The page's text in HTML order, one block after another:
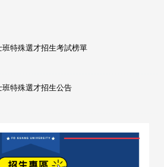
班特殊選才招生考試榜單
班特殊選才招生公告